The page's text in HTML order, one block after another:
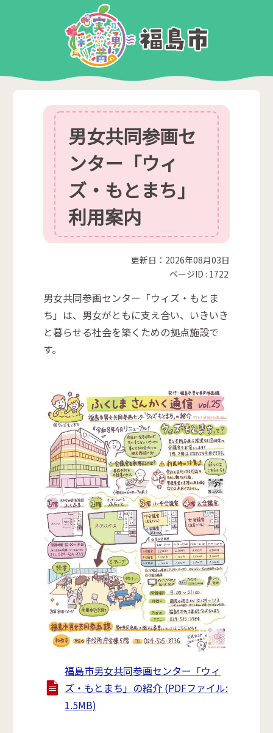
男女共同参画セ
ンター「ウィ
ズ・もとまち」
利用案内
更新日：2026年08月03日
ページID : 1722
男女共同参画センター「ウィズ・もとま
ち」は、男女がともに支え合い、いきいき
と暮らせる社会を築くための拠点施設で
す。
福島市男女共同参画センター「ウィ
ズ・もとまち」の紹介 (PDFファイル:
1.5MB)